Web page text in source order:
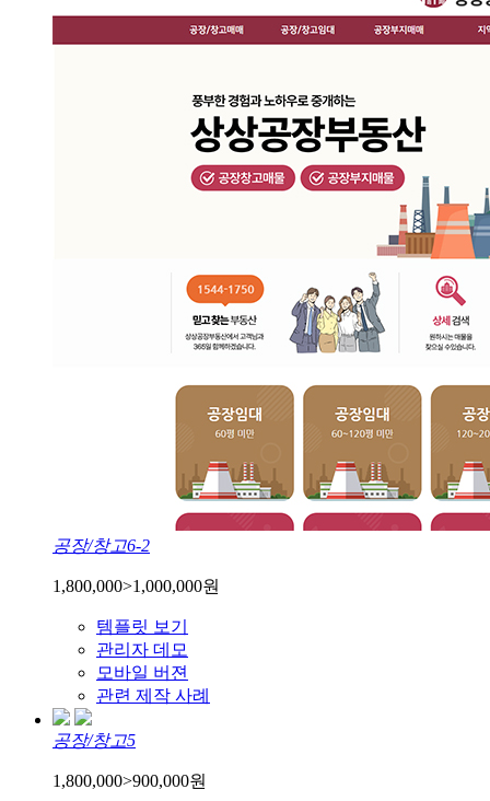
공장/창고6-2
1,800,000>1,000,000원
템플릿 보기
관리자 데모
모바일 버젼
관련 제작 사례
공장/창고5
1,800,000>900,000원